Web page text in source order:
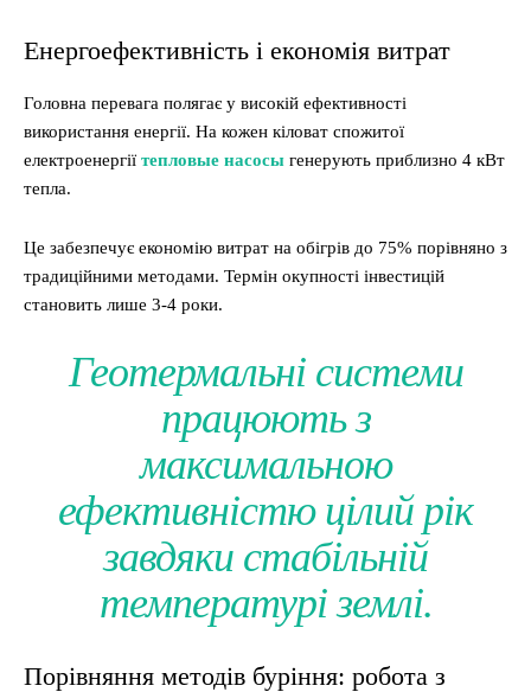
Енергоефективність і економія витрат
Головна перевага полягає у високій ефективності
використання енергії. На кожен кіловат спожитої
електроенергії тепловые насосы генерують приблизно 4 кВт
тепла.
Це забезпечує економію витрат на обігрів до 75% порівняно з
традиційними методами. Термін окупності інвестицій
становить лише 3-4 роки.
Геотермальні системи
працюють з
максимальною
ефективністю цілий рік
завдяки стабільній
температурі землі.
Порівняння методів буріння: робота з